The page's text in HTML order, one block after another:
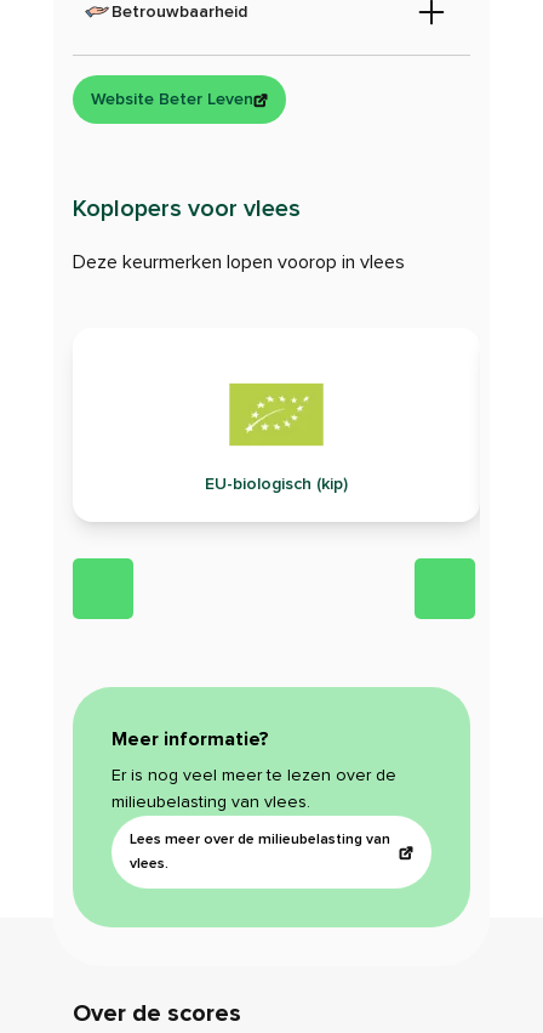
Betrouwbaarheid
Website Beter Leven
Koplopers voor vlees
Deze keurmerken lopen voorop in vlees
EU-biologisch (kip)
Meer informatie?
Er is nog veel meer te lezen over de
milieubelasting van vlees.
Lees meer over de milieubelasting van
vlees.
Over de scores